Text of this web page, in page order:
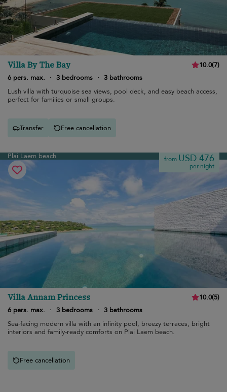
Villa By The Bay 10.0(7)
6 pers. max.
· 3 bedrooms · 3 bathrooms
Lush villa with turquoise sea views, pool deck, and easy beach access,
perfect for families or small groups.
Transfer Free cancellation
Plai Laem beach from USD 476
per night
Villa Annam Princess 10.0(5)
6 pers. max.
· 3 bedrooms · 3 bathrooms
Sea-facing modern villa with an infinity pool, breezy terraces, bright
interiors and family-ready comforts on Plai Laem beach.
Free cancellation